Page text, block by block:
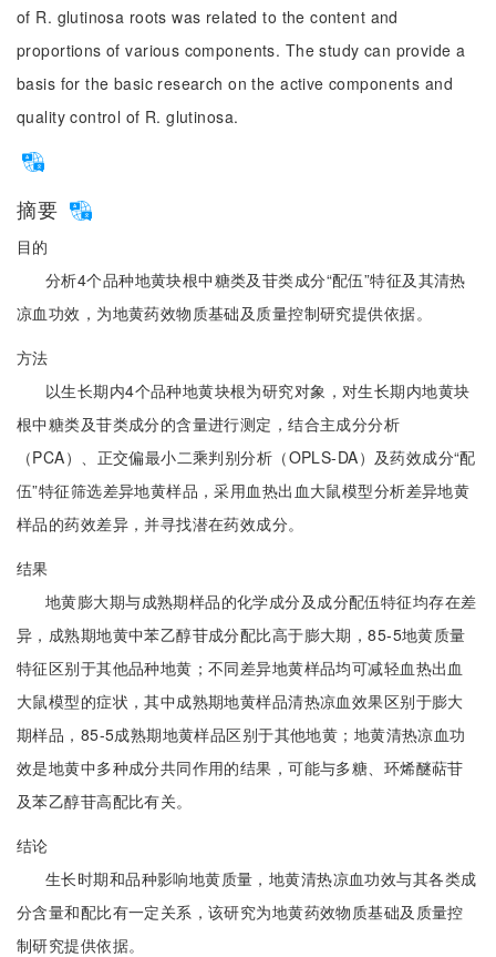
of R. glutinosa roots was related to the content and
proportions of various components. The study can provide a
basis for the basic research on the active components and
quality control of R. glutinosa.
摘要
目的
分析4个品种地黄块根中糖类及苷类成分“配伍”特征及其清热
凉血功效，为地黄药效物质基础及质量控制研究提供依据。
方法
以生长期内4个品种地黄块根为研究对象，对生长期内地黄块
根中糖类及苷类成分的含量进行测定，结合主成分分析
（PCA）、正交偏最小二乘判别分析（OPLS-DA）及药效成分“配
伍”特征筛选差异地黄样品，采用血热出血大鼠模型分析差异地黄
样品的药效差异，并寻找潜在药效成分。
结果
地黄膨大期与成熟期样品的化学成分及成分配伍特征均存在差
异，成熟期地黄中苯乙醇苷成分配比高于膨大期，85-5地黄质量
特征区别于其他品种地黄；不同差异地黄样品均可减轻血热出血
大鼠模型的症状，其中成熟期地黄样品清热凉血效果区别于膨大
期样品，85-5成熟期地黄样品区别于其他地黄；地黄清热凉血功
效是地黄中多种成分共同作用的结果，可能与多糖、环烯醚萜苷
及苯乙醇苷高配比有关。
结论
生长时期和品种影响地黄质量，地黄清热凉血功效与其各类成
分含量和配比有一定关系，该研究为地黄药效物质基础及质量控
制研究提供依据。